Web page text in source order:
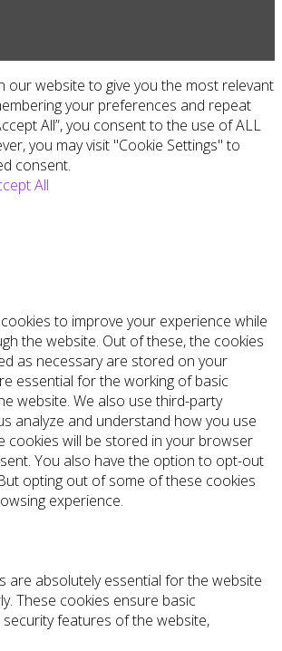
our website to give you the most relevant
your preferences and repeat
All”, you consent to the use of ALL
you may visit "Cookie Settings" to
consent.
All
to improve your experience while
the website. Out of these, the cookies
as necessary are stored on your
essential for the working of basic
website. We also use third-party
analyze and understand how you use
cookies will be stored in your browser
You also have the option to opt-out
opting out of some of these cookies
experience.
are absolutely essential for the website
These cookies ensure basic
features of the website,